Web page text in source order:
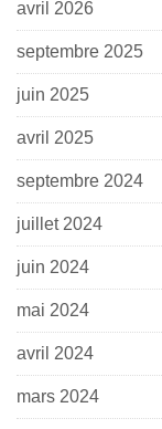
avril 2026
septembre 2025
juin 2025
avril 2025
septembre 2024
juillet 2024
juin 2024
mai 2024
avril 2024
mars 2024